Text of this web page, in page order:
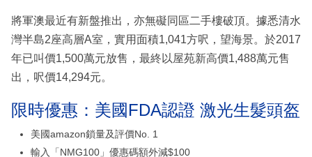
將軍澳最近有新盤推出，亦無礙同區二手樓破頂。據悉清水
灣半島2座高層A室，實用面積1,041方呎，望海景。於2017
年已叫價1,500萬元放售，最終以屋苑新高價1,488萬元售
出，呎價14,294元。
限時優惠：美國FDA認證 激光生髮頭盔
美國amazon鎖量及評價No. 1
輸入「NMG100」優惠碼額外減$100